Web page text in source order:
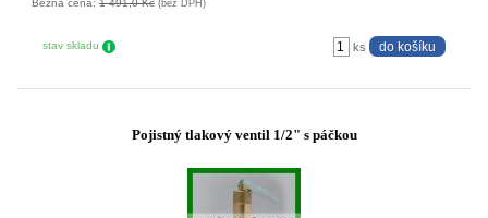
Běžná cena: 1 491,0 Kč (bez DPH)
stav skladu ks
Pojistný tlakový ventil 1/2" s páčkou